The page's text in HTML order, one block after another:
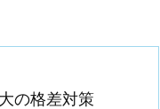
の格差対策